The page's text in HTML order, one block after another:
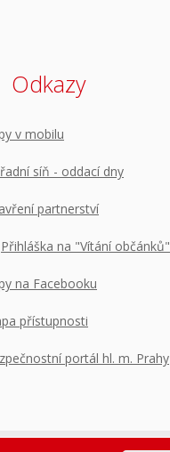
Odkazy
v mobilu
síň - oddací dny
partnerství
Přihláška na "Vítání občánků"
na Facebooku
přístupnosti
portál hl. m. Prahy